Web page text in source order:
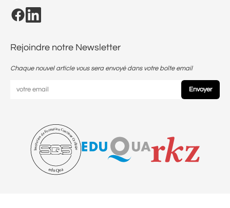
Rejoindre notre Newsletter
Chaque nouvel article vous sera envoyé dans votre boîte email
Envoyer